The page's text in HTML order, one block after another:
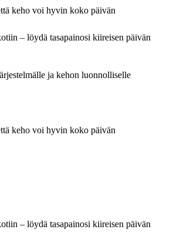
keho voi hyvin koko päivän
– löydä tasapainosi kiireisen päivän
ja kehon luonnolliselle
keho voi hyvin koko päivän
– löydä tasapainosi kiireisen päivän